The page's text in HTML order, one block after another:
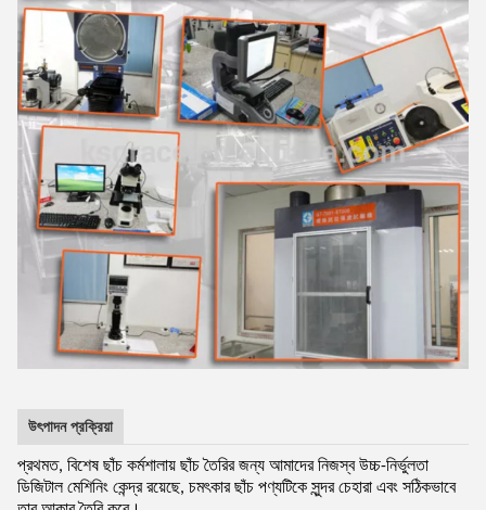
উৎপাদন প্রক্রিয়া
প্রথমত, বিশেষ ছাঁচ কর্মশালায় ছাঁচ তৈরির জন্য আমাদের নিজস্ব উচ্চ-নির্ভুলতা
ডিজিটাল মেশিনিং কেন্দ্র রয়েছে, চমৎকার ছাঁচ পণ্যটিকে সুন্দর চেহারা এবং সঠিকভাবে